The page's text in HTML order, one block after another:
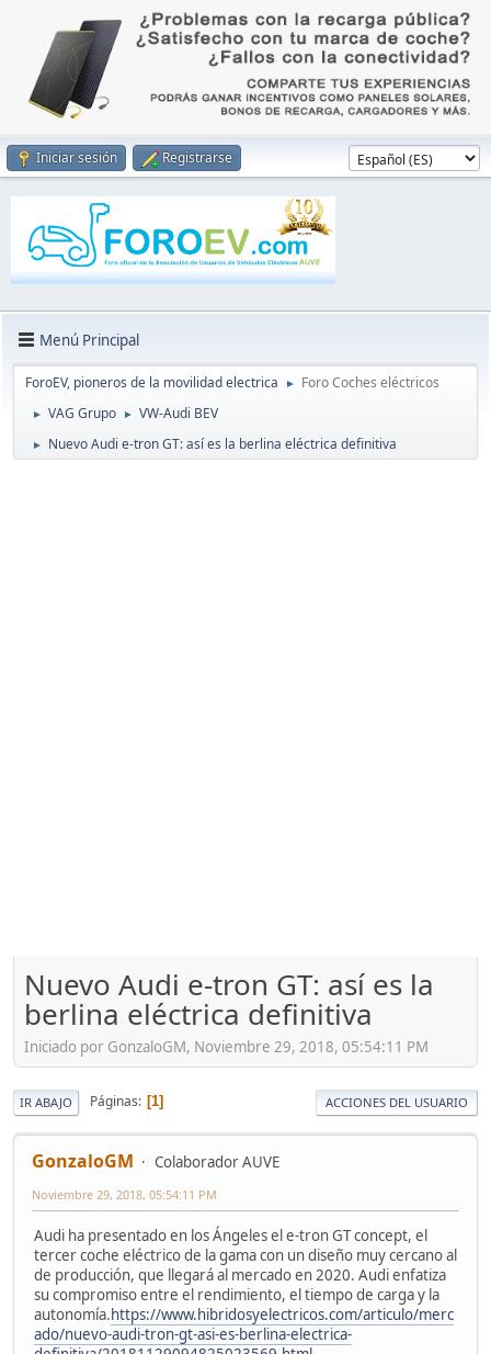
Iniciar sesión Registrarse
Menú Principal
ForoEV, pioneros de la movilidad electrica ► Foro Coches eléctricos
► VAG Grupo ► VW-Audi BEV
► Nuevo Audi e-tron GT: así es la berlina eléctrica definitiva
Nuevo Audi e-tron GT: así es la
berlina eléctrica definitiva
Iniciado por GonzaloGM, Noviembre 29, 2018, 05:54:11 PM
IR ABAJO Páginas 1 ACCIONES DEL USUARIO
GonzaloGM Colaborador AUVE
Noviembre 29, 2018, 05:54:11 PM
Audi ha presentado en los Ángeles el e-tron GT concept, el
tercer coche eléctrico de la gama con un diseño muy cercano al
de producción, que llegará al mercado en 2020. Audi enfatiza
su compromiso entre el rendimiento, el tiempo de carga y la
autonomía.https://www.hibridosyelectricos.com/articulo/merc
ado/nuevo-audi-tron-gt-asi-es-berlina-electrica-